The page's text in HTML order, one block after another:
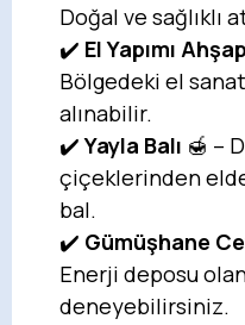
Doğal ve sağlıklı
✔️ El Yapımı
Bölgedeki el
alınabilir.
✔️Yayla Balı 🍯 –
çiçeklerinden
bal.
✔️ Gümüşhane
Enerji deposu
deneyebilirsiniz.